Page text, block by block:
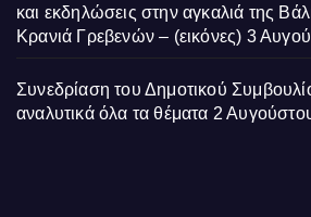
και εκδηλώσεις στην αγκαλιά της
Κρανιά Γρεβενών – (εικόνες) 3
Συνεδρίαση του Δημοτικού
αναλυτικά όλα τα θέματα 2